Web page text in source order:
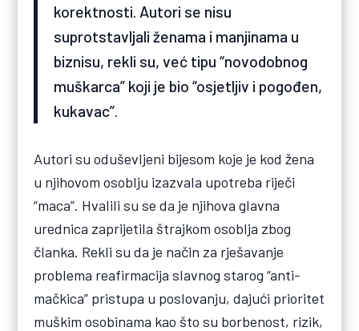
korektnosti. Autori se nisu
suprotstavljali ženama i manjinama u
biznisu, rekli su, već tipu “novodobnog
muškarca” koji je bio “osjetljiv i pogođen,
kukavac”.
Autori su oduševljeni bijesom koje je kod žena
u njihovom osoblju izazvala upotreba riječi
“maca”. Hvalili su se da je njihova glavna
urednica zaprijetila štrajkom osoblja zbog
članka. Rekli su da je način za rješavanje
problema reafirmacija slavnog starog “anti-
mačkica” pristupa u poslovanju, dajući prioritet
muškim osobinama kao što su borbenost, rizik,